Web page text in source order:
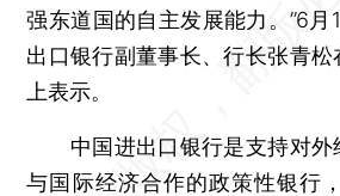
强东道国的自主发展能力。”6
出口银行副董事长、行长张青
上表示。
中国进出口银行是支持对外
与国际经济合作的政策性银行